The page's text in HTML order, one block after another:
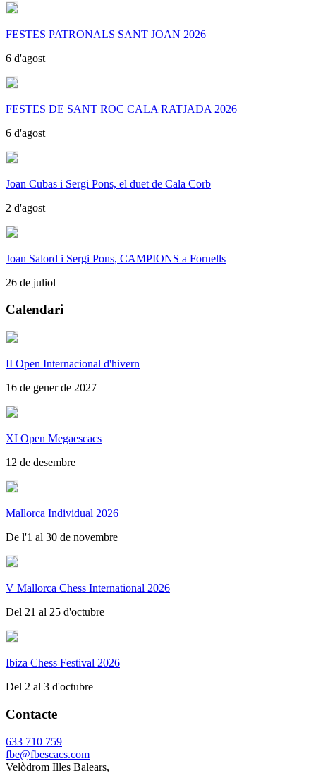
FESTES PATRONALS SANT JOAN 2026
6 d'agost
FESTES DE SANT ROC CALA RATJADA 2026
6 d'agost
Joan Cubas i Sergi Pons, el duet de Cala Corb
2 d'agost
Joan Salord i Sergi Pons, CAMPIONS a Fornells
26 de juliol
Calendari
II Open Internacional d'hivern
16 de gener de 2027
XI Open Megaescacs
12 de desembre
Mallorca Individual 2026
De l'1 al 30 de novembre
V Mallorca Chess International 2026
Del 21 al 25 d'octubre
Ibiza Chess Festival 2026
Del 2 al 3 d'octubre
Contacte
633 710 759
fbe@fbescacs.com
Velòdrom Illes Balears,